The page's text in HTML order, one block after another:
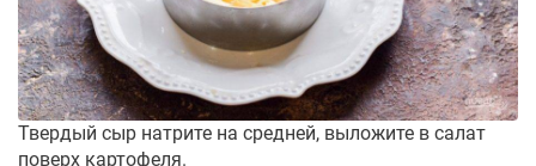
Твердый сыр натрите на средней, выложите в салат
поверх картофеля.